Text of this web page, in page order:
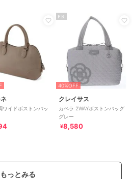
その他・スポーツ全般
ネス/カジュアル
入学式・卒業式
以上
バッグ
テル素材
無地
ロゴ
46cm以上)
ライフスタ
フィットネス・ヨガ /ゴ
アウトドア /キャンプ・
その他・スポーツ全般
ス
セレ
ワイドボストンバッ
PR
40%OFF
クレイサス
カペラ 2WAYボストンバッグ
グレー
¥8,580
もっとみる